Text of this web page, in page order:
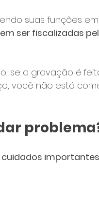
suas funções
ser fiscalizadas
se a gravação é
você não está
importantes